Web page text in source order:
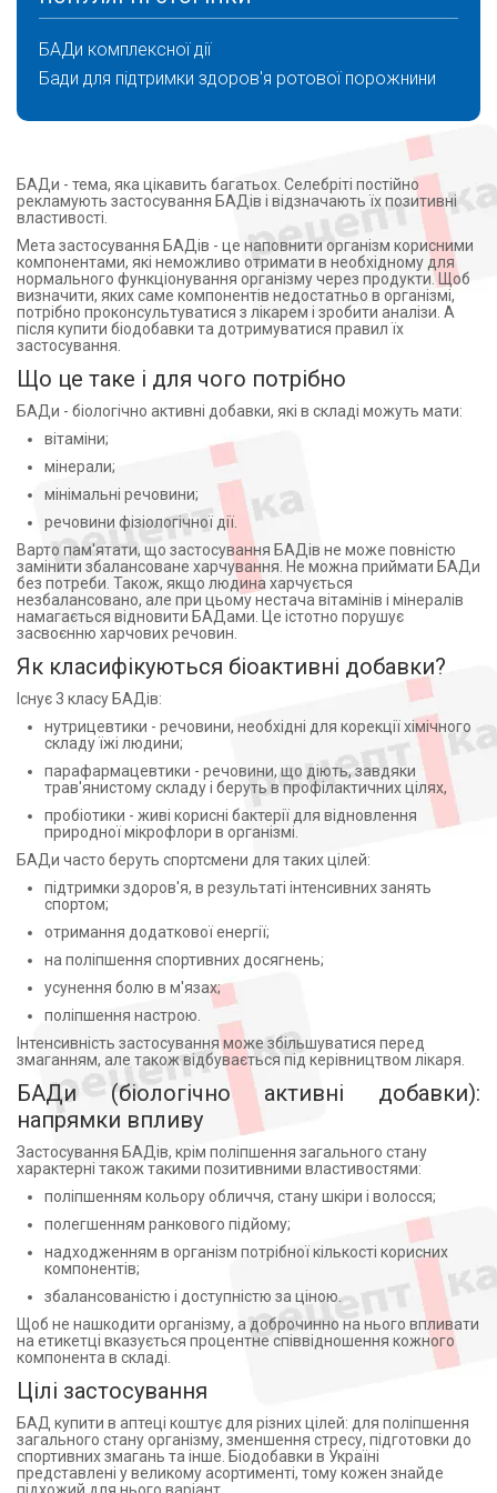
ADIPHARM Ltd (4)
БІО ЛАЙТ ТОВ (3)
Юниверс Фарм ООО (2)
УОРЛД Медицин Ілач Сан.Ве Тідж. А. Ш. (1)
ТОВ "Аптека 283" (7)
Ботаніка (4)
Фора Фарм (1)
ПрАТ "Ліктрави", Україна (1)
ТОВ Віво-актив, Україна (1)
ВИТАМИНЫ ПАО УКРАИНА УМАНЬ (4)
АТ"Вітаміни" Україна (2)
Нутрімед ТОВ (8)
БОВИОС ФАРМ ООО УКРАИНА (5)
Солгар Інк., США (1)
Нутримед (1)
Ханкинтатукку (1)
ТОВ "НАУКОВО-СЕРВІСНА ФІРМА "ОТАВА" (2)
ПАТ Київмедпрепарат (2)
Фарма Старт ТОВ (1)
ПрАТ ФФ"Віола", Україна (12)
Лабораторіос БІО-ДІС ЕСПАНА С.Л., Іспанія (1)
ЛАБОРАТОРИОС БИО-ДИС ФАРМА С.Л. ИСПАНИЯ
EuBion Corporation SP.Z o.o. (2)
АКТИЛАЙФ НУТРИШН ООО УКРАИНА ВОРЗЕЛЬ
(2)
ВЕРВАГ ФАРМА ГМБХ И КО КГ ГЕРМАНИЯ (1)
Агріка-Пром ТОВ (3)
МАКЛЕОДС ФАРМАСЬЮТИКАЛС ЛИМИТЕД
ИНДИЯ (3)
Macleods Pharmaceuticals Ltd (Индия) (1)
ПАТ "ХФЗ "Червона зірка" (4)
Георг Біосистеми ТОВ (2)
INNOPHARMA s.r.o. (1)
NOW (4)
NOW INTERNATIONAL (1)
НАУ ФУДС, США (1)
компанія Волмарк, Чешська Республіка (1)
Екофарм НВК ТОВ (4)
Гледекс ТОВ (1)
СОФАРМА АД, Болгарія (на потуж. PEZ
Production Europe Kft, Угорщина) (1)
Curtis Health Caps Sp/ z o.o, Польща (1)
Каталізіс С.Л., Іспанія (1)
Каталізіс С.Л. (Catalysis S.L.), Іспанія (1)
ФОРСАЖ ПЛЮС ООО УКРАИНА КИЕВ (2)
ГЕТЕРО ЛАБЗ ЛИМИТЕД ИНДИЯ (1)
ДР. ГУСТАВ КЛЯЙН ГМБХ И КО. КГ ГЕРМАНИЯ (1)
Центр Болотова ТОВ (4)
Erbozetta, Республіка Сан Маріно (1)
ВЕГА ИЛЛЯЧ КОСМЕТИК ГИДА ИМАЛ. ТУРЦИЯ (3)
Surya Herbal Limited (2)
Екстракт чебрецю (1)
Екстракт шавлії (3)
Екстракт шоломниці (2)
Екстракт якірців стелиться (2)
Екстракт із плодів пальми пилкоподібної (Serenoa
repens) (2)
Екстракт імбиру (3)
Екстракт імбиру: вітамін В6 (1)
Екстракт ісландського моху (2)
Ессенціальні фосфоліпіди (1)
Ефірна олія евкаліпта (1)
Ехінацея (2)
Железа глюконат (1)
Железа фумарат (2)
Жир печінки акули (1)
Жовч великої рогатої худоби та свиней (1)
Залізо (11)
Зеаксантин (2)
Зеленый чай (1)
Золототысячник (1)
Инозит (1)
Инозитол (3)
Кальция ацетат (2)
Кальция гидрофосфат (1)
Кальция карбонат (4)
Кальция пантотенат (1)
Кальция стеарат (1)
Кальция цитрат (1)
Кальцій (10)
Кальцію бутират (1)
Калій (4)
Калію бікарбонат (Kalіum carbonіcum) (1)
Калію йодид (2)
Калію хлорид (1)
Карбинол (1)
Карбонат кальция (2)
Кверцетин (5)
Квіти липи (1)
Квітки бузини (1)
Кислота аскорбінова (4)
Кислота бензойная (1)
Кислота никотиновая (1)
Кислота тіоктова (1)
Кислота фолієва (1)
Кислота янтарная (1)
Клетчатка льна (1)
Коензим Q10 (8)
Колаген (6)
Конъюгированная линолевая кислота (1)
Корень женьшеня (1)
Корицы масло (1)
БАДи комплексної дії
Бади для підтримки здоров'я ротової порожнини
БАДи - тема, яка цікавить багатьох. Селебріті постійно
рекламують застосування БАДів і відзначають їх позитивні
властивості.
Мета застосування БАДів - це наповнити організм корисними
компонентами, які неможливо отримати в необхідному для
нормального функціонування організму через продукти. Щоб
визначити, яких саме компонентів недостатньо в організмі,
потрібно проконсультуватися з лікарем і зробити аналізи. А
після купити біодобавки та дотримуватися правил їх
застосування.
Що це таке і для чого потрібно
БАДи - біологічно активні добавки, які в складі можуть мати:
вітаміни;
мінерали;
мінімальні речовини;
речовини фізіологічної дії.
Варто пам'ятати, що застосування БАДів не може повністю
замінити збалансоване харчування. Не можна приймати БАДи
без потреби. Також, якщо людина харчується
незбалансовано, але при цьому нестача вітамінів і мінералів
намагається відновити БАДами. Це істотно порушує
засвоєнню харчових речовин.
Як класифікуються біоактивні добавки?
Існує 3 класу БАДів:
нутрицевтики - речовини, необхідні для корекції хімічного
складу їжі людини;
парафармацевтики - речовини, що діють, завдяки
трав'янистому складу і беруть в профілактичних цілях,
пробіотики - живі корисні бактерії для відновлення
природної мікрофлори в організмі.
БАДи часто беруть спортсмени для таких цілей:
підтримки здоров'я, в результаті інтенсивних занять
спортом;
отримання додаткової енергії;
на поліпшення спортивних досягнень;
усунення болю в м'язах;
поліпшення настрою.
Інтенсивність застосування може збільшуватися перед
змаганням, але також відбувається під керівництвом лікаря.
БАДи (біологічно активні добавки):
напрямки впливу
Застосування БАДів, крім поліпшення загального стану
характерні також такими позитивними властивостями:
поліпшенням кольору обличчя, стану шкіри і волосся;
полегшенням ранкового підйому;
надходженням в організм потрібної кількості корисних
компонентів;
збалансованістю і доступністю за ціною.
Щоб не нашкодити організму, а доброчинно на нього впливати
на етикетці вказується процентне співвідношення кожного
компонента в складі.
Цілі застосування
БАД купити в аптеці коштує для різних цілей: для поліпшення
загального стану організму, зменшення стресу, підготовки до
спортивних змагань та інше. Біодобавки в Україні
представлені у великому асортименті, тому кожен знайде